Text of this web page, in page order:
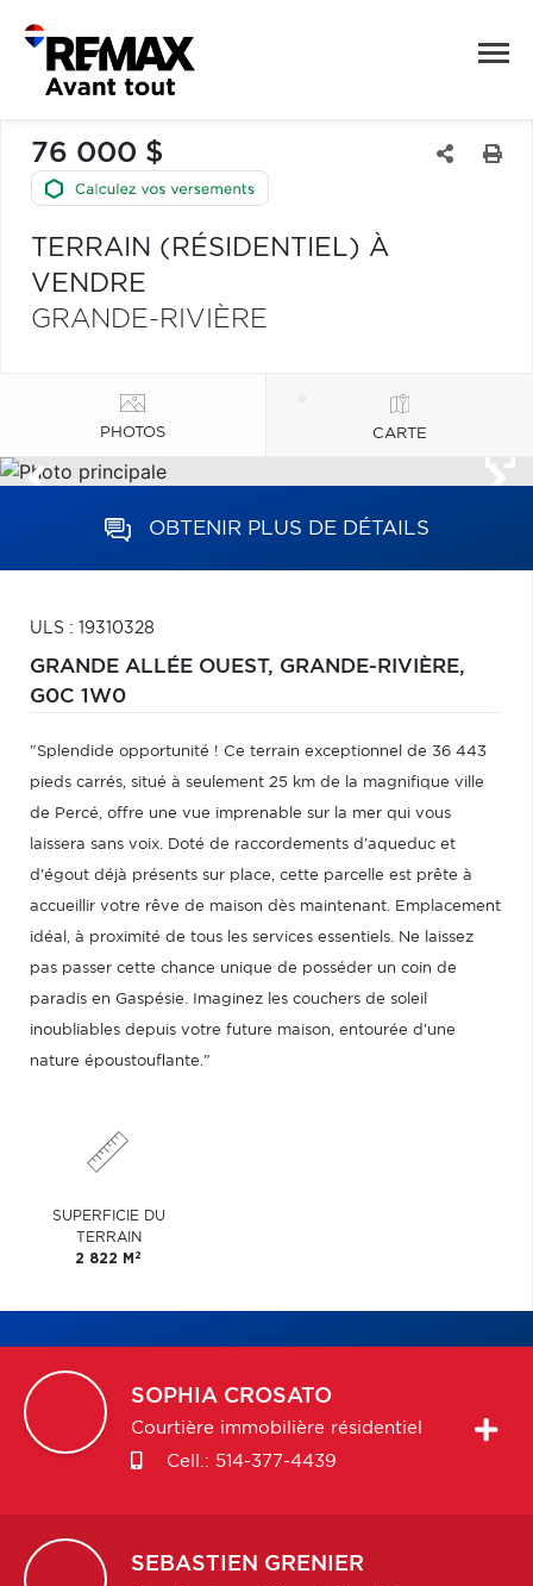
76 000 $
TERRAIN (RÉSIDENTIEL) À
VENDRE
GRANDE-RIVIÈRE
PHOTOS CARTE
OBTENIR PLUS DE DÉTAILS
ULS : 19310328
GRANDE ALLÉE OUEST, GRANDE-RIVIÈRE,
G0C 1W0
"Splendide opportunité ! Ce terrain exceptionnel de 36 443
pieds carrés, situé à seulement 25 km de la magnifique ville
de Percé, offre une vue imprenable sur la mer qui vous
laissera sans voix. Doté de raccordements d'aqueduc et
d'égout déjà présents sur place, cette parcelle est prête à
accueillir votre rêve de maison dès maintenant. Emplacement
idéal, à proximité de tous les services essentiels. Ne laissez
pas passer cette chance unique de posséder un coin de
paradis en Gaspésie. Imaginez les couchers de soleil
inoubliables depuis votre future maison, entourée d'une
nature époustouflante."
SUPERFICIE DU
TERRAIN
2 822 M 2
SOPHIA CROSATO
Courtière immobilière résidentiel
Cell.: 514-377-4439
SEBASTIEN GRENIER